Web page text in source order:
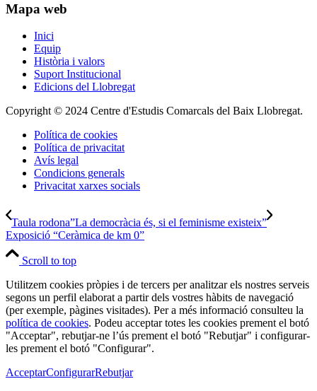
Mapa web
Inici
Equip
Història i valors
Suport Institucional
Edicions del Llobregat
Copyright © 2024 Centre d'Estudis Comarcals del Baix Llobregat.
Política de cookies
Política de privacitat
Avís legal
Condicions generals
Privacitat xarxes socials
Taula rodona”La democràcia és, si el feminisme existeix”
Exposició “Ceràmica de km 0”
Scroll to top
Utilitzem cookies pròpies i de tercers per analitzar els nostres serveis
segons un perfil elaborat a partir dels vostres hàbits de navegació
(per exemple, pàgines visitades). Per a més informació consulteu la
política de cookies. Podeu acceptar totes les cookies prement el botó
"Acceptar", rebutjar-ne l’ús prement el botó "Rebutjar" i configurar-
les prement el botó "Configurar".
AcceptarConfigurarRebutjar